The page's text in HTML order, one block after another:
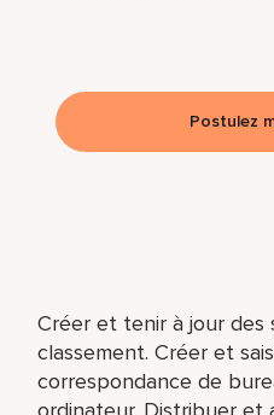
Créer et tenir à jour des
classement. Créer et
correspondance de
ordinateur. Distribuer et
Postulez